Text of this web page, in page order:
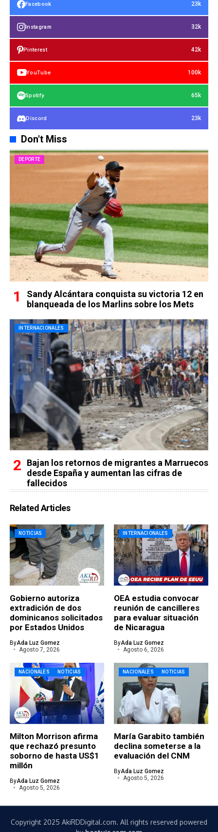
Facebook 23k
Instagram 32k
Pinterest 42k
YouTube 100k
Spotify 65k
Discord 23k
Don't Miss
DEPORTE
Sandy Alcántara conquista su victoria 12 en
blanqueada de los Marlins sobre los Mets
INTERNACIONALES
Bajan los retornos de migrantes a Marruecos
desde España y aumentan las cifras de
fallecidos
Related Articles
NOTICIAS
Gobierno autoriza
extradición de dos
dominicanos solicitados
por Estados Unidos
ByAda Luz Gomez
Agosto 7, 2026
INTERNACIONALES
OEA estudia convocar
reunión de cancilleres
para evaluar situación
de Nicaragua
ByAda Luz Gomez
Agosto 6, 2026
NACIONALES NOTICIAS
Milton Morrison afirma
que rechazó presunto
soborno de hasta US$1
millón
ByAda Luz Gomez
Agosto 5, 2026
NACIONALES NOTICIAS
María Garabito también
declina someterse a la
evaluación del CNM
ByAda Luz Gomez
Agosto 5, 2026
Copyright 2025 AkiRDDigital.com. All rights reserved powered